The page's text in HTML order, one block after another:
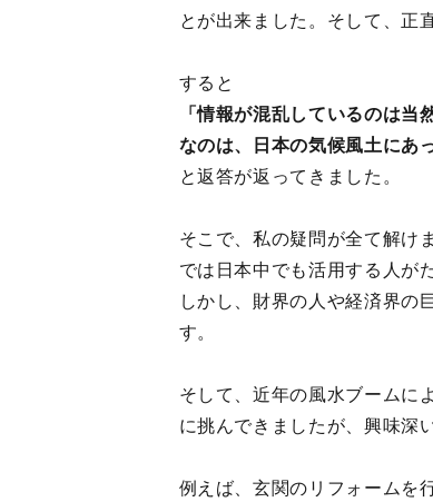
とが出来ました。そして、正
すると
「情報が混乱しているのは
なのは、日本の気候風土にあ
と返答が返ってきました。
そこで、私の疑問が全て解け
では日本中でも活用する人が
しかし、財界の人や経済界の
す。
そして、近年の風水ブームに
に挑んできましたが、興味深
例えば、玄関のリフォームを